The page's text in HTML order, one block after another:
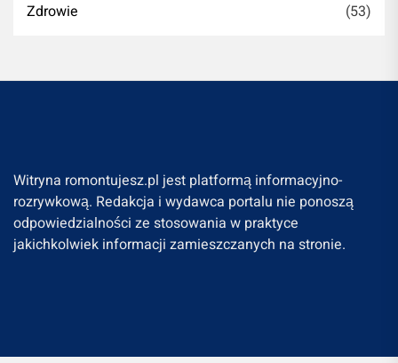
Zdrowie (53)
Witryna romontujesz.pl jest platformą informacyjno-
rozrywkową. Redakcja i wydawca portalu nie ponoszą
odpowiedzialności ze stosowania w praktyce
jakichkolwiek informacji zamieszczanych na stronie.